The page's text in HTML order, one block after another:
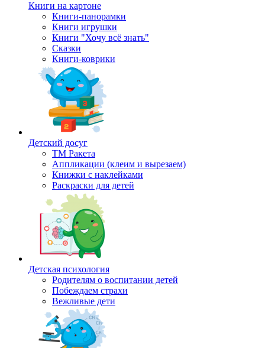
Книги на картоне
Книги-панорамки
Книги игрушки
Книги "Хочу всё знать"
Сказки
Книги-коврики
Детский досуг
ТМ Ракета
Аппликации (клеим и вырезаем)
Книжки с наклейками
Раскраски для детей
Детская психология
Родителям о воспитании детей
Побеждаем страхи
Вежливые дети